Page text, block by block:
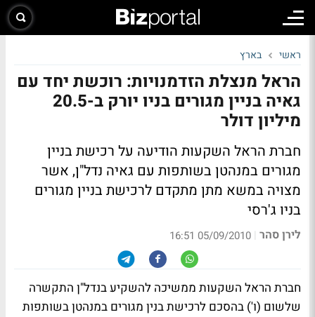
ראשי בארץ
הראל מנצלת הזדמנויות: רוכשת יחד עם
גאיה בניין מגורים בניו יורק ב-20.5
מיליון דולר
חברת הראל השקעות הודיעה על רכישת בניין
מגורים במנהטן בשותפות עם גאיה נדל"ן, אשר
מצויה במשא מתן מתקדם לרכישת בניין מגורים
בניו ג'רסי
לירן סהר |
05/09/2010 16:51
חברת הראל השקעות ממשיכה להשקיע בנדל"ן התקשרה
שלשום (ו') בהסכם לרכישת בנין מגורים במנהטן בשותפות